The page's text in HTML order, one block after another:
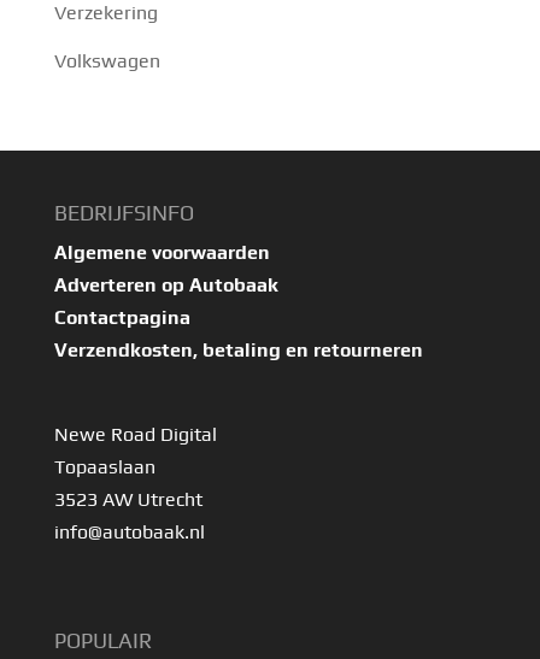
Verzekering
Volkswagen
BEDRIJFSINFO
Algemene voorwaarden
Adverteren op Autobaak
Contactpagina
Verzendkosten, betaling en retourneren
Newe Road Digital
Topaaslaan
3523 AW Utrecht
info@autobaak.nl
POPULAIR